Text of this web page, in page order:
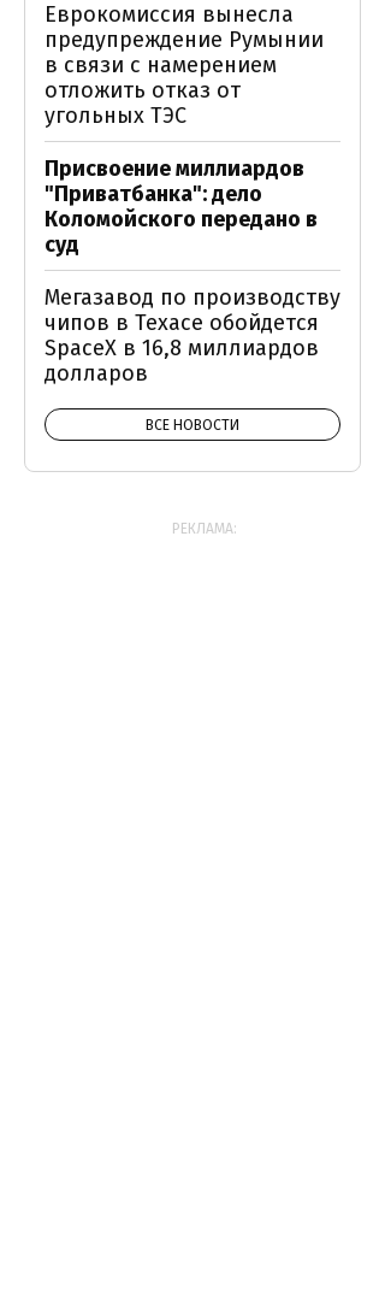
Еврокомиссия вынесла
предупреждение Румынии
в связи с намерением
отложить отказ от
угольных ТЭС
Присвоение миллиардов
"Приватбанка": дело
Коломойского передано в
суд
Мегазавод по производству
чипов в Техасе обойдется
SpaceX в 16,8 миллиардов
долларов
ВСЕ НОВОСТИ
РЕКЛАМА: